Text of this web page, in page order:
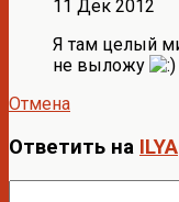
11 Дек 2012
Я там целый
не выложу
Отмена
Ответить на ILYA